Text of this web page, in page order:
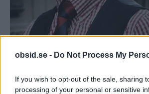
obsid.se - Do Not Process My
If you wish to opt-out of the sale, sharing
processing of your personal or sensitive